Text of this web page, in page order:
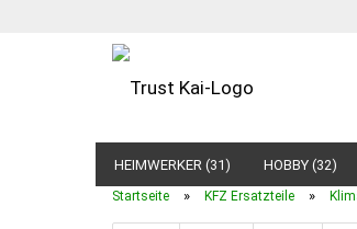
HEIMWERKER (31) HOBBY (32)
Startseite » KFZ Ersatzteile »